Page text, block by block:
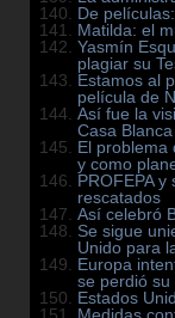
De
Matilda: el
Yasmín
plagiar su
Estamos al
película de
Así fue la
Casa Blanca
El problema
y como
PROFEPA
rescatados
Así celebró
Se sigue
Unido para
Europa
se perdió
Estados